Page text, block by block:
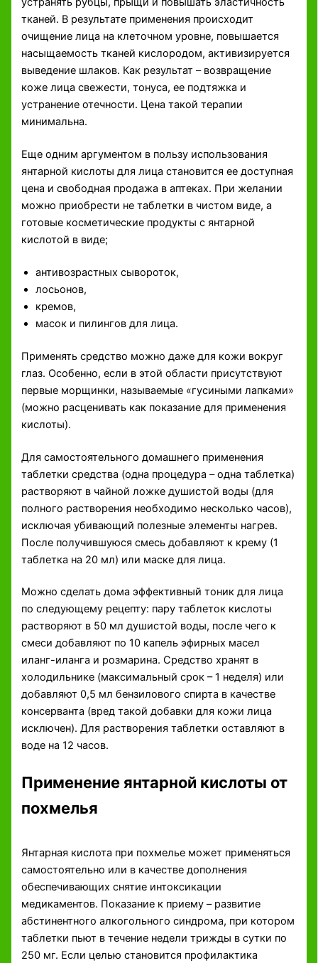
тканей. В результате применения происходит
очищение лица на клеточном уровне, повышается
насыщаемость тканей кислородом, активизируется
выведение шлаков. Как результат – возвращение
коже лица свежести, тонуса, ее подтяжка и
устранение отечности. Цена такой терапии
минимальна.
Еще одним аргументом в пользу использования
янтарной кислоты для лица становится ее доступная
цена и свободная продажа в аптеках. При желании
можно приобрести не таблетки в чистом виде, а
готовые косметические продукты с янтарной
кислотой в виде;
антивозрастных сывороток,
лосьонов,
кремов,
масок и пилингов для лица.
Применять средство можно даже для кожи вокруг
глаз. Особенно, если в этой области присутствуют
первые морщинки, называемые «гусиными лапками»
(можно расценивать как показание для применения
кислоты).
Для самостоятельного домашнего применения
таблетки средства (одна процедура – одна таблетка)
растворяют в чайной ложке душистой воды (для
полного растворения необходимо несколько часов),
исключая убивающий полезные элементы нагрев.
После получившуюся смесь добавляют к крему (1
таблетка на 20 мл) или маске для лица.
Можно сделать дома эффективный тоник для лица
по следующему рецепту: пару таблеток кислоты
растворяют в 50 мл душистой воды, после чего к
смеси добавляют по 10 капель эфирных масел
иланг-иланга и розмарина. Средство хранят в
холодильнике (максимальный срок – 1 неделя) или
добавляют 0,5 мл бензилового спирта в качестве
консерванта (вред такой добавки для кожи лица
исключен). Для растворения таблетки оставляют в
воде на 12 часов.
Применение янтарной кислоты от
похмелья
Янтарная кислота при похмелье может применяться
самостоятельно или в качестве дополнения
обеспечивающих снятие интоксикации
медикаментов. Показание к приему – развитие
абстинентного алкогольного синдрома, при котором
таблетки пьют в течение недели трижды в сутки по
250 мг. Если целью становится профилактика